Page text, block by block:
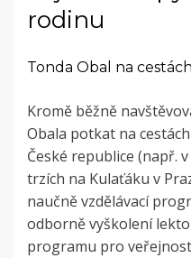
rodinu
Tonda Obal na cestách
Kromě běžně
Obala potkat na
České republice (např.
trzích na Kulaťáku v
naučně vzdělávací
odborně vyškolení
programu pro